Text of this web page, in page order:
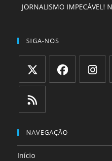
JORNALISMO IMPECÁVEL!
SIGA-NOS
Abre
em
uma
aba
aba
em
nova
NAVEGAÇÃO
Início